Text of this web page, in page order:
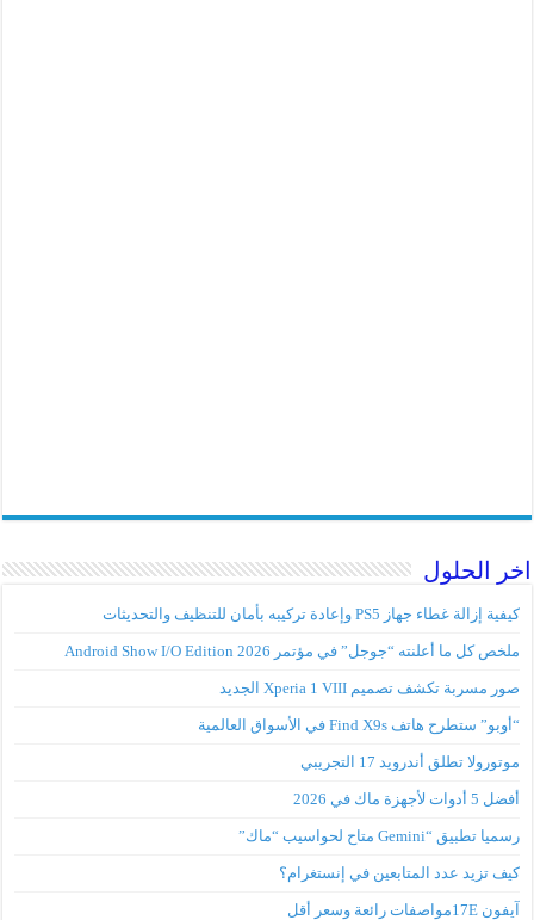
اخر الحلول
كيفية إزالة غطاء جهاز PS5 وإعادة تركيبه بأمان للتنظيف والتحديثات
ملخص كل ما أعلنته “جوجل” في مؤتمر Android Show I/O Edition 2026
صور مسربة تكشف تصميم Xperia 1 VIII الجديد
“أوبو” ستطرح هاتف Find X9s في الأسواق العالمية
موتورولا تطلق أندرويد 17 التجريبي
أفضل 5 أدوات لأجهزة ماك في 2026
رسميا تطبيق “Gemini متاح لحواسيب “ماك”
كيف تزيد عدد المتابعين في إنستغرام؟
آيفون 17Eمواصفات رائعة وسعر أقل